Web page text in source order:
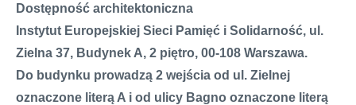
Dostępność architektoniczna
Instytut Europejskiej Sieci Pamięć i Solidarność, ul.
Zielna 37, Budynek A, 2 piętro, 00-108 Warszawa.
Do budynku prowadzą 2 wejścia od ul. Zielnej
oznaczone literą A i od ulicy Bagno oznaczone literą